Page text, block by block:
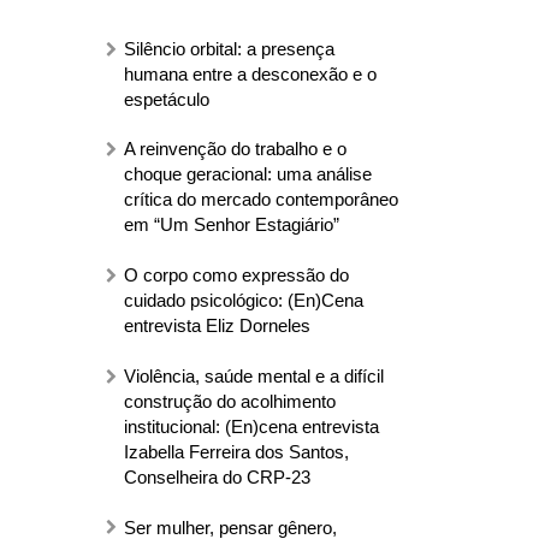
Silêncio orbital: a presença
humana entre a desconexão e o
espetáculo
A reinvenção do trabalho e o
choque geracional: uma análise
crítica do mercado contemporâneo
em “Um Senhor Estagiário”
O corpo como expressão do
cuidado psicológico: (En)Cena
entrevista Eliz Dorneles
Violência, saúde mental e a difícil
construção do acolhimento
institucional: (En)cena entrevista
Izabella Ferreira dos Santos,
Conselheira do CRP-23
Ser mulher, pensar gênero,